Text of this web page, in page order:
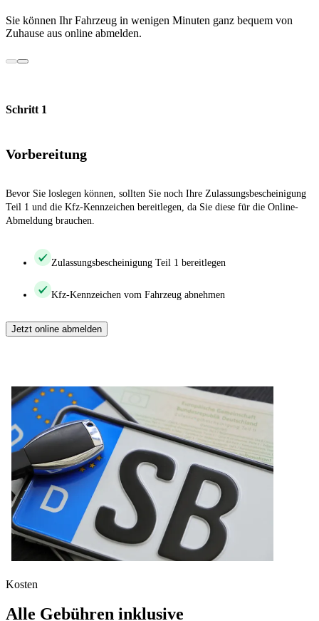
Sie können Ihr Fahrzeug in wenigen Minuten ganz bequem von
Zuhause aus online abmelden.
Schritt 1
Vorbereitung
Bevor Sie loslegen können, sollten Sie noch Ihre Zulassungsbescheinigung
Teil 1 und die Kfz-Kennzeichen bereitlegen, da Sie diese für die Online-
Abmeldung brauchen.
Zulassungsbescheinigung Teil 1 bereitlegen
Kfz-Kennzeichen vom Fahrzeug abnehmen
Jetzt online abmelden
Kosten
Alle Gebühren inklusive